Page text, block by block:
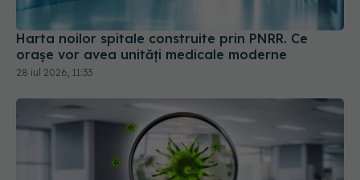
Harta noilor spitale construite prin PNRR. Ce
orașe vor avea unități medicale moderne
28 iul 2026, 11:33